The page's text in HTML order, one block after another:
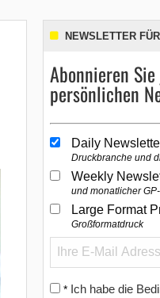
NEWSLETTER
Abonnieren
persönlichen
Daily
Druckbranche und
Weekly
und monatlicher
Large Format
Großformatdruck
* Ich habe die